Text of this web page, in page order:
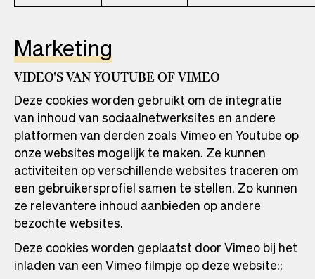
Marketing
VIDEO'S VAN YOUTUBE OF VIMEO
Deze cookies worden gebruikt om de integratie
van inhoud van sociaalnetwerksites en andere
platformen van derden zoals Vimeo en Youtube op
onze websites mogelijk te maken. Ze kunnen
activiteiten op verschillende websites traceren om
een ​​gebruikersprofiel samen te stellen. Zo kunnen
ze relevantere inhoud aanbieden op andere
bezochte websites.
Deze cookies worden geplaatst door Vimeo bij het
inladen van een Vimeo filmpje op deze website::